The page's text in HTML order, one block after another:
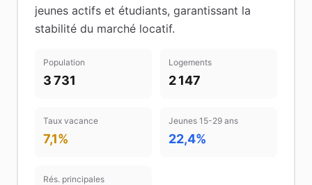
jeunes actifs et étudiants, garantissant la
stabilité du marché locatif.
Population
3 731
Logements
2 147
Taux vacance
7,1%
Jeunes 15-29 ans
22,4%
Rés. principales